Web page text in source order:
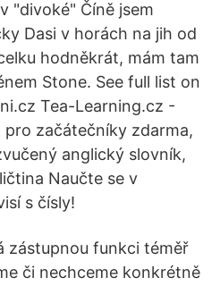
"divoké" Číně jsem
Dasi v horách na jih od
hodněkrát, mám tam
Stone. See full list on
Tea-Learning.cz -
začátečníky zdarma,
anglický slovník,
Naučte se v
s čísly!
zástupnou funkci téměř
či nechceme konkrétně